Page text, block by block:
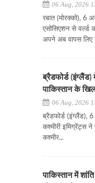
06 Aug, 2026
रबात (मोरक्को), 6
एसोसिएशन से
अपने अब वापस लिए
ब्रैडफोर्ड (इंग्लैंड)
पाकिस्तान के
06 Aug, 2026
ब्रैडफोर्ड (इंग्लैंड),
कश्मीरी इमिग्रेंट्स
कश्मीर...
पाकिस्तान में